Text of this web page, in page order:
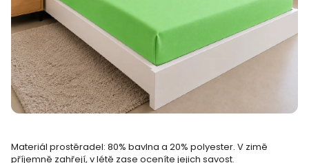
Materiál prostěradel: 80% bavlna a 20% polyester. V zimě
příjemně zahřejí, v létě zase oceníte jejich savost.